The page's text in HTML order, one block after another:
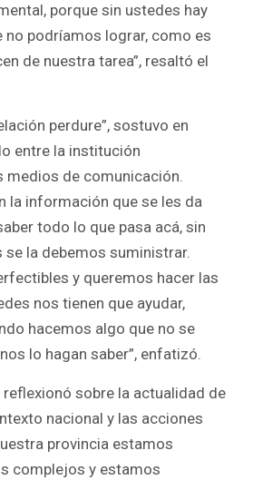
porque sin ustedes hay
no podríamos lograr, como es
de nuestra tarea”, resaltó el
perdure”, sostuvo en
entre la institución
medios de comunicación.
la información que se les da
todo lo que pasa acá, sin
se la debemos suministrar.
y queremos hacer las
nos tienen que ayudar,
hacemos algo que no se
lo hagan saber”, enfatizó.
reflexionó sobre la actualidad de
nacional y las acciones
provincia estamos
complejos y estamos